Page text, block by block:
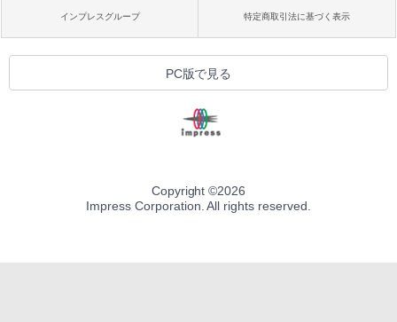
インプレスグループ 特定商取引法に基づく表示
PC版で見る
Copyright ©2026
Impress Corporation. All rights reserved.